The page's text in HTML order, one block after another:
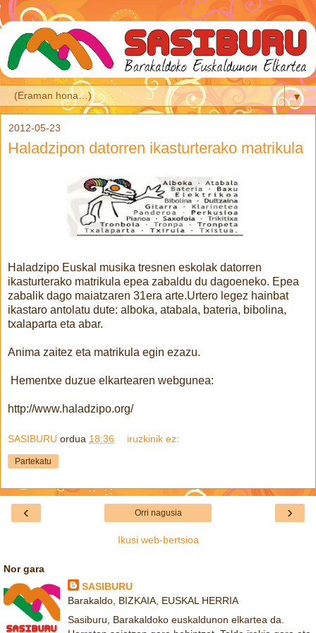
▼
2012-05-23
Haladzipon datorren ikasturterako matrikula
Haladzipo Euskal musika tresnen eskolak datorren
ikasturterako matrikula epea zabaldu du dagoeneko. Epea
zabalik dago maiatzaren 31era arte.Urtero legez hainbat
ikastaro antolatu dute: alboka, atabala, bateria, bibolina,
txalaparta eta abar.
Anima zaitez eta matrikula egin ezazu.
Hementxe duzue elkartearen webgunea:
http://www.haladzipo.org/
SASIBURU ordua 18:36 iruzkinik ez:
Partekatu
‹ ›
Orri nagusia
Ikusi web-bertsioa
Nor gara
SASIBURU
Barakaldo, BIZKAIA, EUSKAL HERRIA
Sasiburu, Barakaldoko euskaldunon elkartea da.